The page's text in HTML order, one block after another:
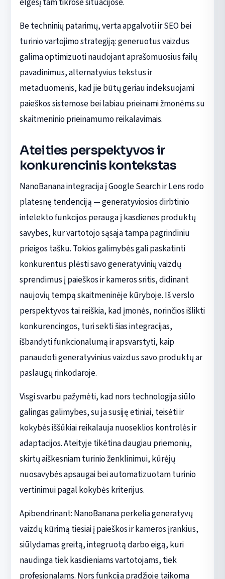
Be techninių patarimų, verta apgalvoti ir SEO bei
turinio vartojimo strategiją: generuotus vaizdus
galima optimizuoti naudojant aprašomuosius failų
pavadinimus, alternatyvius tekstus ir
metaduomenis, kad jie būtų geriau indeksuojami
paieškos sistemose bei labiau prieinami žmonėms su
skaitmeninio prieinamumo reikalavimais.
Ateities perspektyvos ir
konkurencinis kontekstas
NanoBanana integracija į Google Search ir Lens rodo
platesnę tendenciją — generatyviosios dirbtinio
intelekto funkcijos perauga į kasdienes produktų
savybes, kur vartotojo sąsaja tampa pagrindiniu
prieigos tašku. Tokios galimybės gali paskatinti
konkurentus plėsti savo generatyvinių vaizdų
sprendimus į paieškos ir kameros sritis, didinant
naujovių tempą skaitmeninėje kūryboje. Iš verslo
perspektyvos tai reiškia, kad įmonės, norinčios išlikti
konkurencingos, turi sekti šias integracijas,
išbandyti funkcionalumą ir apsvarstyti, kaip
panaudoti generatyvinius vaizdus savo produktų ar
paslaugų rinkodaroje.
Visgi svarbu pažymėti, kad nors technologija siūlo
galingas galimybes, su ja susiję etiniai, teisėti ir
kokybės iššūkiai reikalauja nuoseklios kontrolės ir
adaptacijos. Ateityje tikėtina daugiau priemonių,
skirtų aiškesniam turinio ženklinimui, kūrėjų
nuosavybės apsaugai bei automatizuotam turinio
vertinimui pagal kokybės kriterijus.
Apibendrinant: NanoBanana perkelia generatyvų
vaizdų kūrimą tiesiai į paieškos ir kameros įrankius,
siūlydamas greitą, integruotą darbo eigą, kuri
naudinga tiek kasdieniams vartotojams, tiek
profesionalams. Nors funkcija pradžioje taikoma